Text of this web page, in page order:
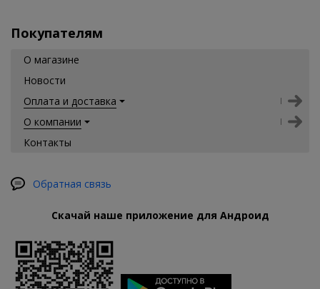
Покупателям
О магазине
Новости
Оплата и доставка
О компании
Контакты
Обратная связь
Скачай наше приложение для Андроид